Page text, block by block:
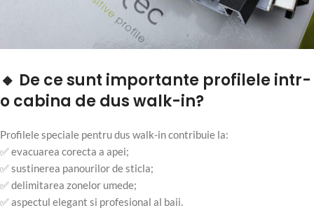
🔸 De ce sunt importante profilele intr-
o cabina de dus walk-in?
Profilele speciale pentru dus walk-in contribuie la:
✅ evacuarea corecta a apei;
✅ sustinerea panourilor de sticla;
✅ delimitarea zonelor umede;
✅ aspectul elegant si profesional al baii.